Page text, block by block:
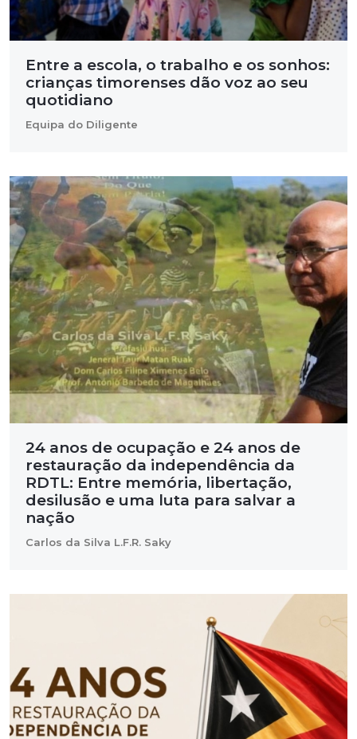
Entre a escola, o trabalho e os sonhos:
crianças timorenses dão voz ao seu
quotidiano
Equipa do Diligente
24 anos de ocupação e 24 anos de
restauração da independência da
RDTL: Entre memória, libertação,
desilusão e uma luta para salvar a
nação
Carlos da Silva L.F.R. Saky